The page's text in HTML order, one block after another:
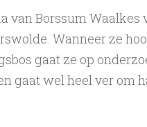
van Borssum
Wanneer ze
gaat ze op
gaat wel heel ver om